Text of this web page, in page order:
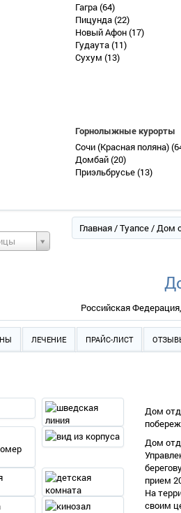
Гагра(64)
Пицунда(22)
Новый Афон(17)
Гудаута(11)
Сухум (13)
Горнолыжные курорты
Сочи (Красная поляна)
Домбай(20)
Приэльбрусье(13)
Главная/Туапсе/ Дом
Российская
ЛЕЧЕНИЕ ПРАЙС-ЛИСТ
Дом
Дом
прием
На
своим